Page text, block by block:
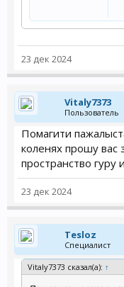
23 дек 2024
Vitaly7373
Пользователь
Помагити
коленях прошу
пространство гуру
23 дек 2024
Tesloz
Специалист
Vitaly7373 сказал(а): ↑